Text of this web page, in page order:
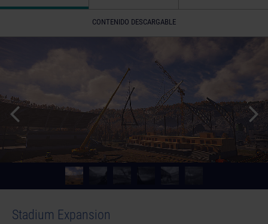
CONTENIDO DESCARGABLE
Stadium Expansion